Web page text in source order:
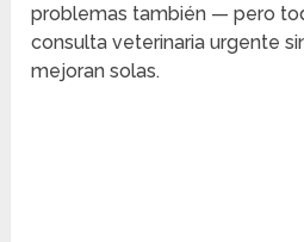
problemas también — pero
consulta veterinaria urgente
mejoran solas.